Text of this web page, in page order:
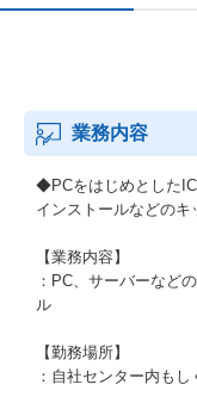
業務内容
◆PCをはじめとした
インストールなどのキ
【業務内容】
：PC、サーバーなど
ル
【勤務場所】
：自社センター内も